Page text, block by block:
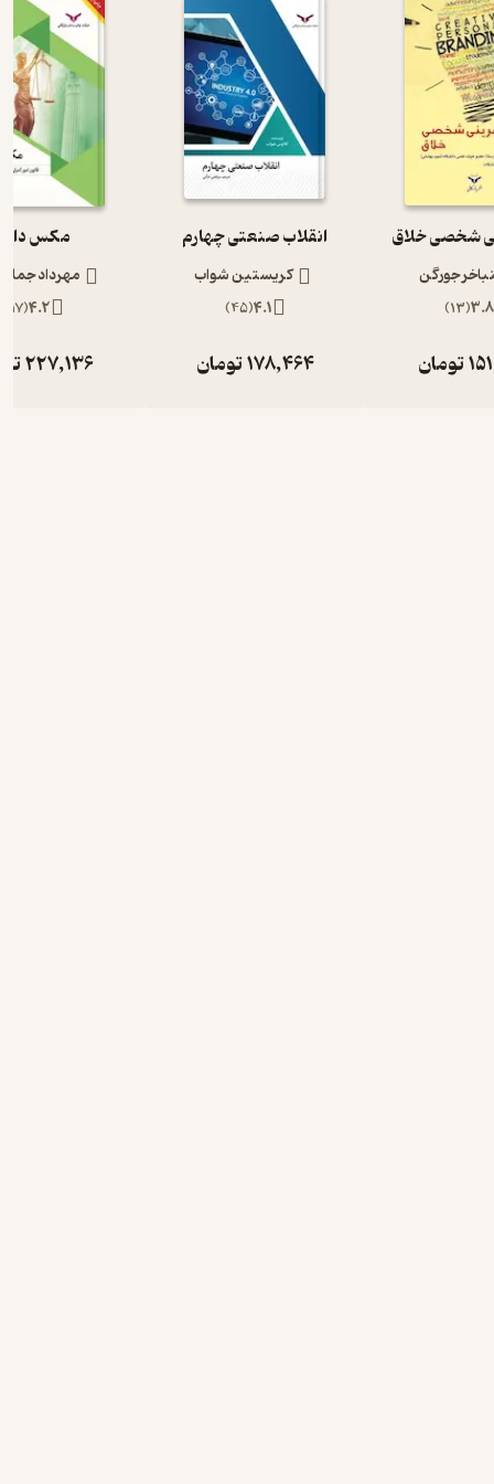
شخصی خلاق
جورگن
3.8
(
13
)
تومان
انقلاب صنعتی چهارم
کریستین شواب
4.1
(
45
)
178,464تومان
مکس
مهرداد
4.2
(
17
227,136